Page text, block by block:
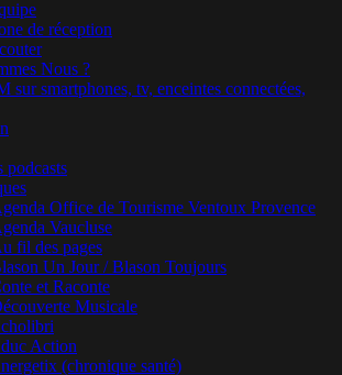
de réception
Nous ?
sur smartphones, tv, enceintes connectées,
podcasts
Office de Tourisme Ventoux Provence
Vaucluse
fil des pages
Un Jour / Blason Toujours
et Raconte
Musicale
Action
(chronique santé)